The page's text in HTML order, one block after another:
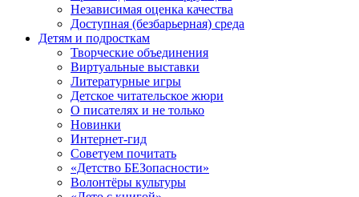
Независимая оценка качества
Доступная (безбарьерная) среда
Детям и подросткам
Творческие объединения
Виртуальные выставки
Литературные игры
Детское читательское жюри
О писателях и не только
Новинки
Интернет-гид
Советуем почитать
«Детство БЕЗопасности»
Волонтёры культуры